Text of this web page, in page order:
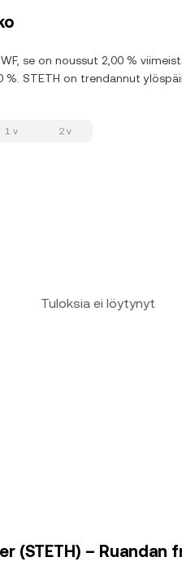
se on noussut 2,00 %
STETH on trendannut
1 v 2 v
Tuloksia ei löytynyt
(STETH) – Ruandan